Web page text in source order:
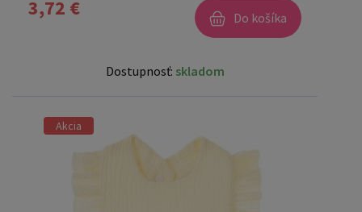
3,72 € Do košíka
Dostupnosť: skladom
Akcia